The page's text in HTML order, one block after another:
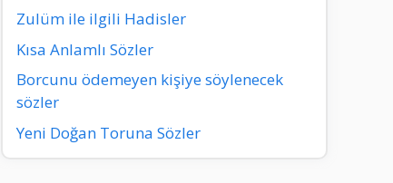
Zulüm ile ilgili Hadisler
Kısa Anlamlı Sözler
Borcunu ödemeyen kişiye söylenecek
sözler
Yeni Doğan Toruna Sözler